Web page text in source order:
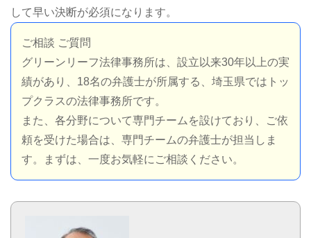
して早い決断が必須になります。
ご相談 ご質問
グリーンリーフ法律事務所は、設立以来30年以上の実
績があり、18名の弁護士が所属する、埼玉県ではトッ
プクラスの法律事務所です。
また、各分野について専門チームを設けており、ご依
頼を受けた場合は、専門チームの弁護士が担当しま
す。まずは、一度お気軽にご相談ください。